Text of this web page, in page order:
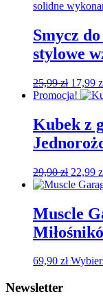
Smycz
stylowe
25,99zł
cena
25,99
17,99
Promocja!
Kubek z
29,90zł
cena
29,90 zł.
22,99
Muscle
69,90 zł
Newsletter